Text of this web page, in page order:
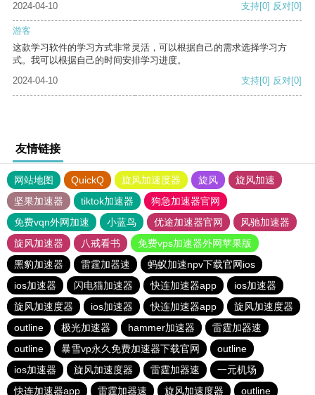
2024-04-10 支持[0] 反对[0]
游客
这款学习软件的学习方式非常灵活，可以根据自己的需求选择学习方
式。我可以根据自己的时间安排学习进度。
2024-04-10
支持[0] 反对[0]
友情链接
网站地图 QuickQ 旋风加速度器 旋风
旋风加速
坚果加速器
tiktok加速器
狗急加速器官网
免费vqn外网加速
小蓝鸟 优途加速器官网
风驰加速器
旋风加速器
八戒看书
免费vps加速器外网苹果版
黑豹加速器
雷霆加器速
蚂蚁加速npv下载官网ios
ios加速器
闪电猫加速器 快连加速器app
ios加速器
旋风加速度器
ios加速器 快连加速器app
旋风加速度器
outline
极光加速器 hammer加速器
雷霆加器速
outline
暴雪vp永久免费加速器下载官网
outline
ios加速器
旋风加速度器 雷霆加器速
一元机场
快连加速器app
雷霆加器速 旋风加速度器 outline